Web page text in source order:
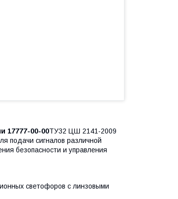
17777-00-00ТУ32 ЦШ 2141-2009
подачи сигналов различной
безопасности и управления
светофоров с линзовыми